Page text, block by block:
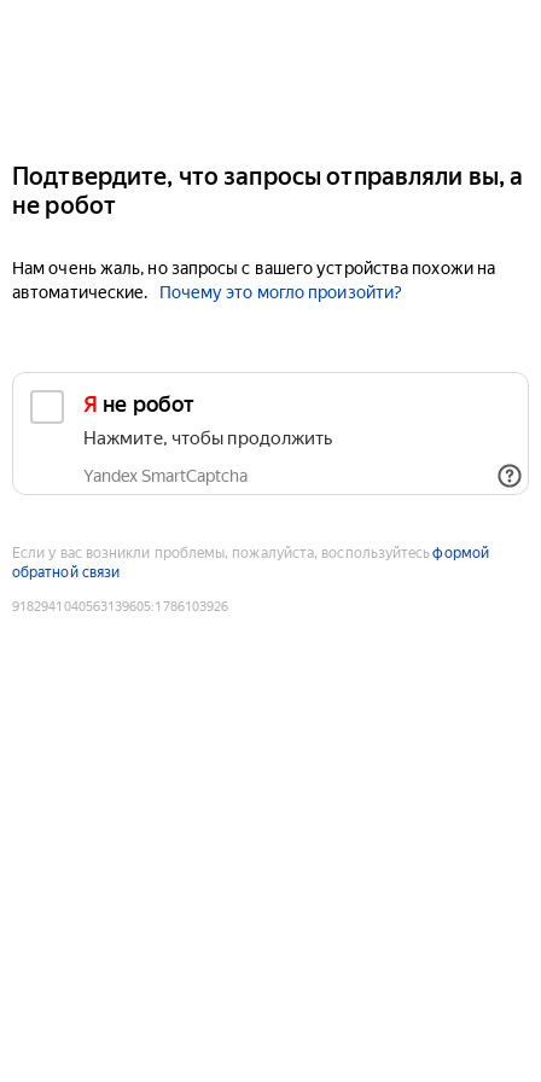
Подтвердите, что запросы отправляли вы, а
не робот
Нам очень жаль, но запросы с вашего устройства похожи на
автоматические.
Почему это могло произойти?
Я не робот
Нажмите, чтобы продолжить
Yandex SmartCaptcha
Если у вас возникли проблемы, пожалуйста, воспользуйтесьформой
обратной связи
9182941040563139605:1786103926